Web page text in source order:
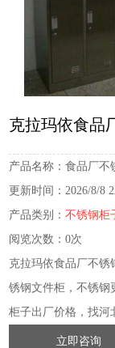
克拉玛依食品
产品名称： 食品厂不
更新时间： 2026/8/8
产品类别： 不锈钢柜
阅览次数： 0次
克拉玛依食品厂不锈
锈钢文件柜，不锈钢
柜子出厂价格，找河
立即咨询